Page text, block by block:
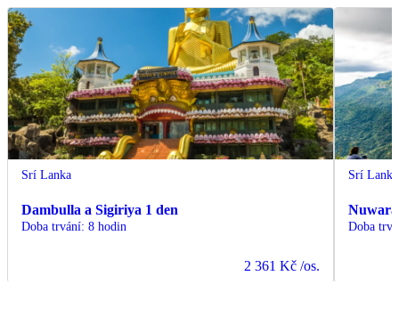
Srí Lanka
Dambulla a Sigiriya 1 den
Doba trvání: 8 hodin
2 361 Kč /os.
Srí Lanka
Doba